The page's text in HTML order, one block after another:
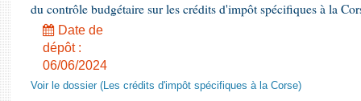
du contrôle budgétaire sur les crédits d'impôt spécifiques à la
Date de
dépôt :
06/06/2024
Voir le dossier (Les crédits d'impôt spécifiques à la Corse)